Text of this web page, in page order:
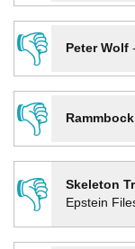
👎
Peter Wolf-
👎
Rammbock
👎
Skeleton
Epstein